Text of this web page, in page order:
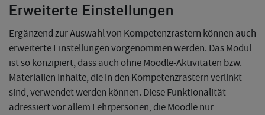
Erweiterte Einstellungen
Ergänzend zur Auswahl von Kompetenzrastern können auch
erweiterte Einstellungen vorgenommen werden. Das Modul
ist so konzipiert, dass auch ohne Moodle-Aktivitäten bzw.
Materialien Inhalte, die in den Kompetenzrastern verlinkt
sind, verwendet werden können. Diese Funktionalität
adressiert vor allem Lehrpersonen, die Moodle nur